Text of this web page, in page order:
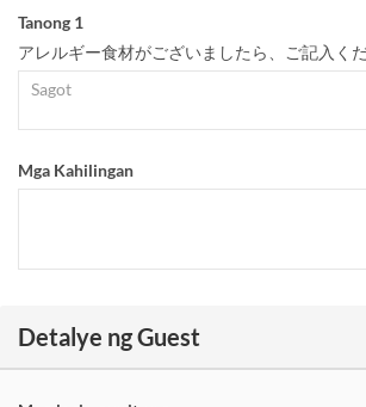
Tanong 1
アレルギー食材がございましたら、ご記入くだ
Mga Kahilingan
Detalye ng Guest